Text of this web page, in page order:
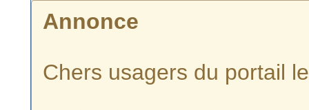
Annonce
Chers usagers du portail